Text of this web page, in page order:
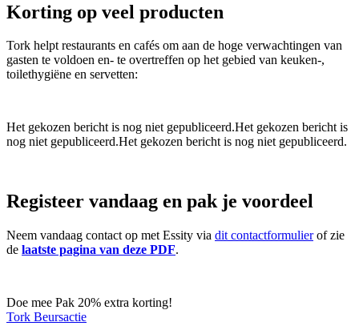
Korting op veel producten
Tork helpt restaurants en cafés om aan de hoge verwachtingen van
gasten te voldoen en- te overtreffen op het gebied van keuken-,
toilethygiëne en servetten:
Het gekozen bericht is nog niet gepubliceerd.Het gekozen bericht is
nog niet gepubliceerd.Het gekozen bericht is nog niet gepubliceerd.
Registeer vandaag en pak je voordeel
Neem vandaag contact op met Essity via dit contactformulierof zie
de laatste pagina van deze PDF.
Doe mee Pak 20% extra korting!
Tork Beursactie